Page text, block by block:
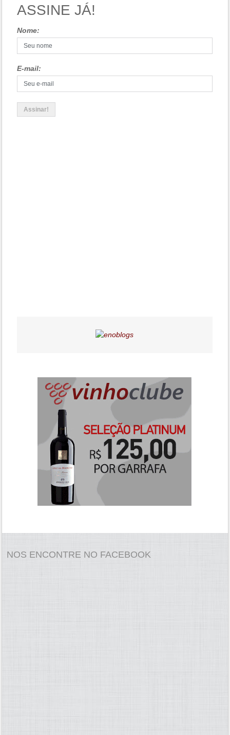
ASSINE JÁ!
Nome:
E-mail:
NOS ENCONTRE NO FACEBOOK